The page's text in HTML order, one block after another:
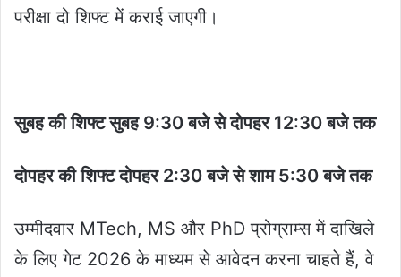
परीक्षा दो शिफ्ट में कराई जाएगी।
सुबह की शिफ्ट सुबह 9:30 बजे से दोपहर 12:30 बजे तक
दोपहर की शिफ्ट दोपहर 2:30 बजे से शाम 5:30 बजे तक
उम्मीदवार MTech, MS और PhD प्रोग्राम्स में दाखिले
के लिए गेट 2026 के माध्यम से आवेदन करना चाहते हैं, वे